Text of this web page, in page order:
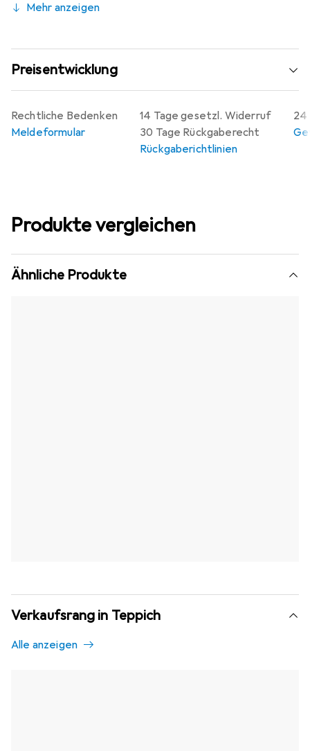
Mehr anzeigen
Preisentwicklung
14 Tage gesetzl. Widerruf
30 Tage Rückgaberecht
Rückgaberichtlinien
24
Rechtliche Bedenken
Meldeformular
Produkte vergleichen
Ähnliche Produkte
Verkaufsrang in Teppich
Alle anzeigen